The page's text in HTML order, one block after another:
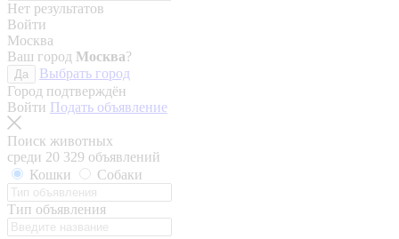
Нет результатов
Войти
Москва
Ваш город Москва?
Да
Выбрать город
Город подтверждён
Войти Подать объявление
Поиск животных
среди 20 329 объявлений
Кошки
Собаки
Тип объявления